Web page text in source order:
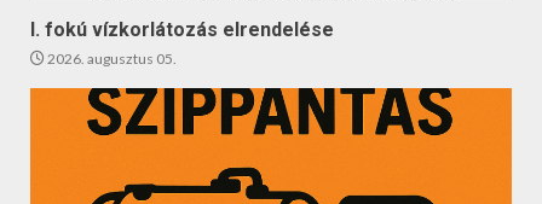
I. fokú vízkorlátozás elrendelése
2026. augusztus 05.